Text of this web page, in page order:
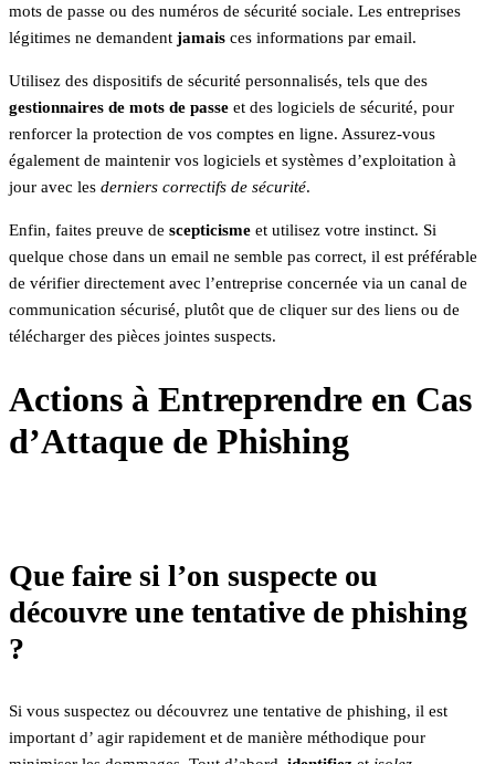
mots de passe ou des numéros de sécurité sociale. Les entreprises
légitimes ne demandent jamais ces informations par email.
Utilisez des dispositifs de sécurité personnalisés, tels que des
gestionnaires de mots de passe et des logiciels de sécurité, pour
renforcer la protection de vos comptes en ligne. Assurez-vous
également de maintenir vos logiciels et systèmes d’exploitation à
jour avec les derniers correctifs de sécurité.
Enfin, faites preuve de scepticisme et utilisez votre instinct. Si
quelque chose dans un email ne semble pas correct, il est préférable
de vérifier directement avec l’entreprise concernée via un canal de
communication sécurisé, plutôt que de cliquer sur des liens ou de
télécharger des pièces jointes suspects.
Actions à Entreprendre en Cas
d’Attaque de Phishing
Que faire si l’on suspecte ou
découvre une tentative de phishing
?
Si vous suspectez ou découvrez une tentative de phishing, il est
important d’ agir rapidement et de manière méthodique pour